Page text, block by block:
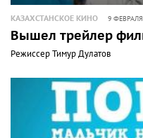
КАЗАХСТАНСКОЕ КИНО 9
Вышел трейлер
Режиссер Тимур Дулатов